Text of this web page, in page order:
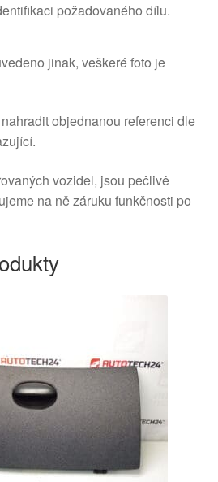
požadovaného dílu.
jinak, veškeré foto je
objednanou referenci dle
vozidel, jsou pečlivě
na ně záruku funkčnosti po